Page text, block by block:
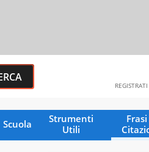
REGISTRATI
Scuola
Strumenti
Utili